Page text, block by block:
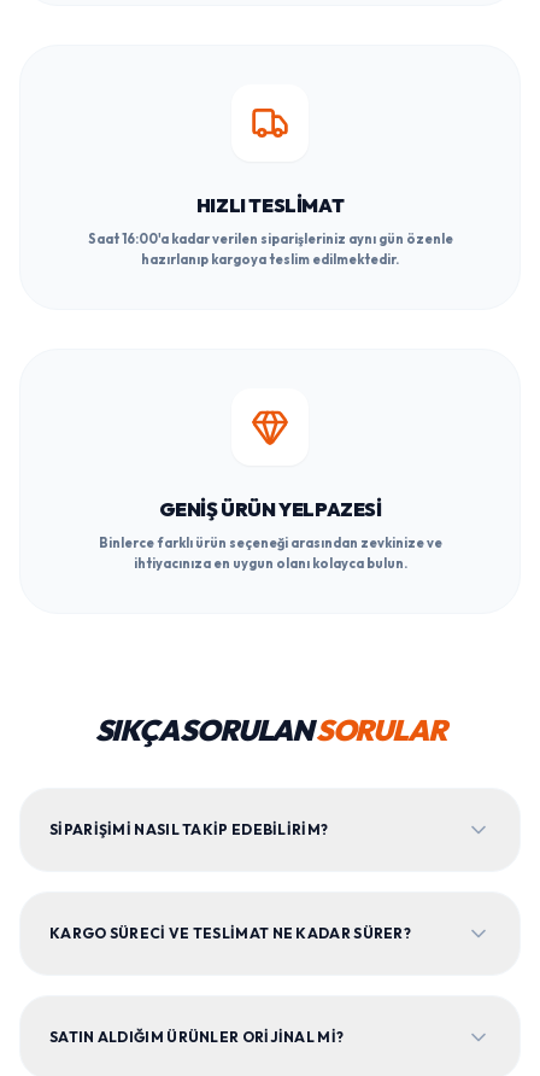
HIZLI TESLIMAT
Saat 16:00'a kadar verilen siparişleriniz aynı gün özenle
hazırlanıp kargoya teslim edilmektedir.
GENIŞ ÜRÜN YELPAZESI
Binlerce farklı ürün seçeneği arasından zevkinize ve
ihtiyacınıza en uygun olanı kolayca bulun.
SIKÇA SORULANSORULAR
SIPARIŞIMI NASIL TAKIP EDEBILIRIM?
KARGO SÜRECI VE TESLIMAT NE KADAR SÜRER?
SATIN ALDIĞIM ÜRÜNLER ORIJINAL MI?